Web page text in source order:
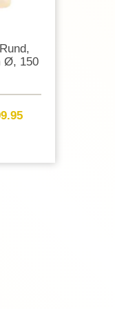
Ø, 150